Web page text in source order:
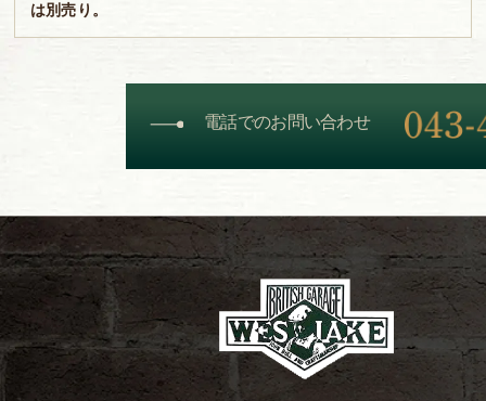
は別売り。
電話でのお問い合わせ